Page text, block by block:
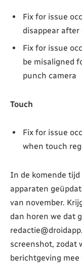
Fix for issue
disappear after
Fix for issue
be misaligned
punch camera
Touch
Fix for issue
when touch
In de komende
apparaten
van november.
dan horen we dat
screenshot, zodat
berichtgeving